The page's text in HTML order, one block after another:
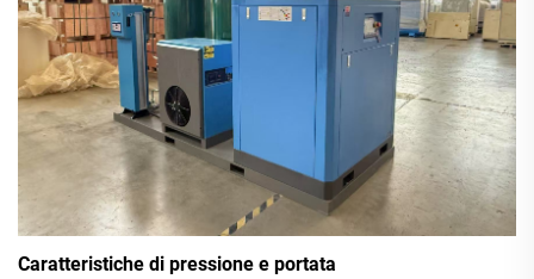
Caratteristiche di pressione e portata